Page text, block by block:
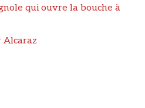
qui ouvre la bouche à
Alcaraz